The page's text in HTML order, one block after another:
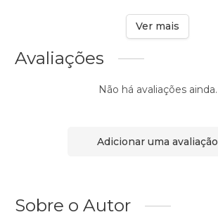
Ver mais
Avaliações
Não há avaliações ainda.
Adicionar uma avaliação
Sobre o Autor